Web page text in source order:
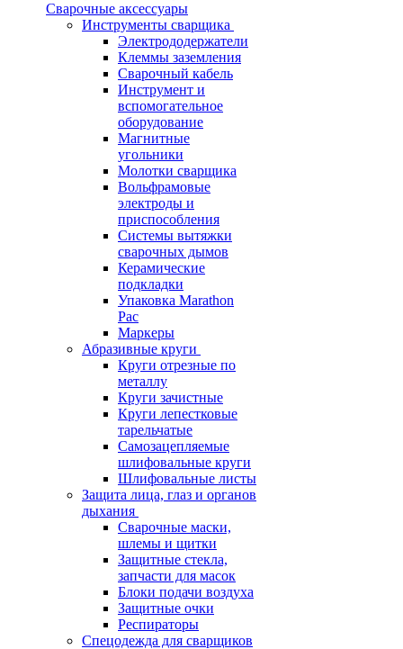
Сварочные аксессуары
Инструменты сварщика
Электрододержатели
Клеммы заземления
Сварочный кабель
Инструмент и
вспомогательное
оборудование
Магнитные
угольники
Молотки сварщика
Вольфрамовые
электроды и
приспособления
Системы вытяжки
сварочных дымов
Керамические
подкладки
Упаковка Marathon
Pac
Маркеры
Абразивные круги
Круги отрезные по
металлу
Круги зачистные
Круги лепестковые
тарельчатые
Самозацепляемые
шлифовальные круги
Шлифовальные листы
Защита лица, глаз и органов
дыхания
Сварочные маски,
шлемы и щитки
Защитные стекла,
запчасти для масок
Блоки подачи воздуха
Защитные очки
Респираторы
Спецодежда для сварщиков